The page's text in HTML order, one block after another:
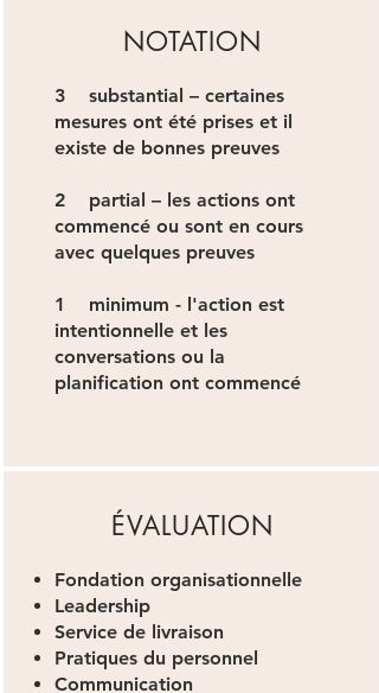
NOTATION
3 substantial – certaines
mesures ont été prises et il
existe de bonnes preuves
2 partial – les actions ont
commencé ou sont en cours
avec quelques preuves
1 minimum - l'action est
intentionnelle et les
conversations ou la
planification ont commencé
ÉVALUATION
Fondation organisationnelle
Leadership
Service de livraison
Pratiques du personnel
Communication